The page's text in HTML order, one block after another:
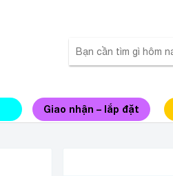
Giao nhận – lắp đặt